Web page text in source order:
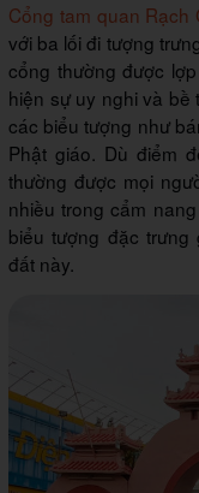
Cổng tam quan Rạch
với ba lối đi tượng
cổng thường được
hiện sự uy nghi và bề
các biểu tượng như
Phật giáo. Dù điểm
thường được mọi
nhiều trong cẩm
biểu tượng đặc
đất này.